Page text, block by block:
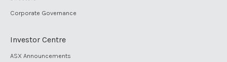
Corporate Governance
Investor Centre
ASX Announcements